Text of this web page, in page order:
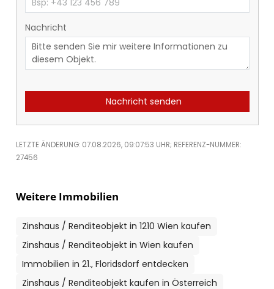
Nachricht
Nachricht senden
LETZTE ÄNDERUNG: 07.08.2026, 09:07:53 UHR; REFERENZ-NUMMER:
27456
Weitere Immobilien
Zinshaus / Renditeobjekt in 1210 Wien kaufen
Zinshaus / Renditeobjekt in Wien kaufen
Immobilien in 21., Floridsdorf entdecken
Zinshaus / Renditeobjekt kaufen in Österreich